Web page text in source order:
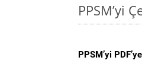
PPSM’yi
PPSM’yi PDF’ye